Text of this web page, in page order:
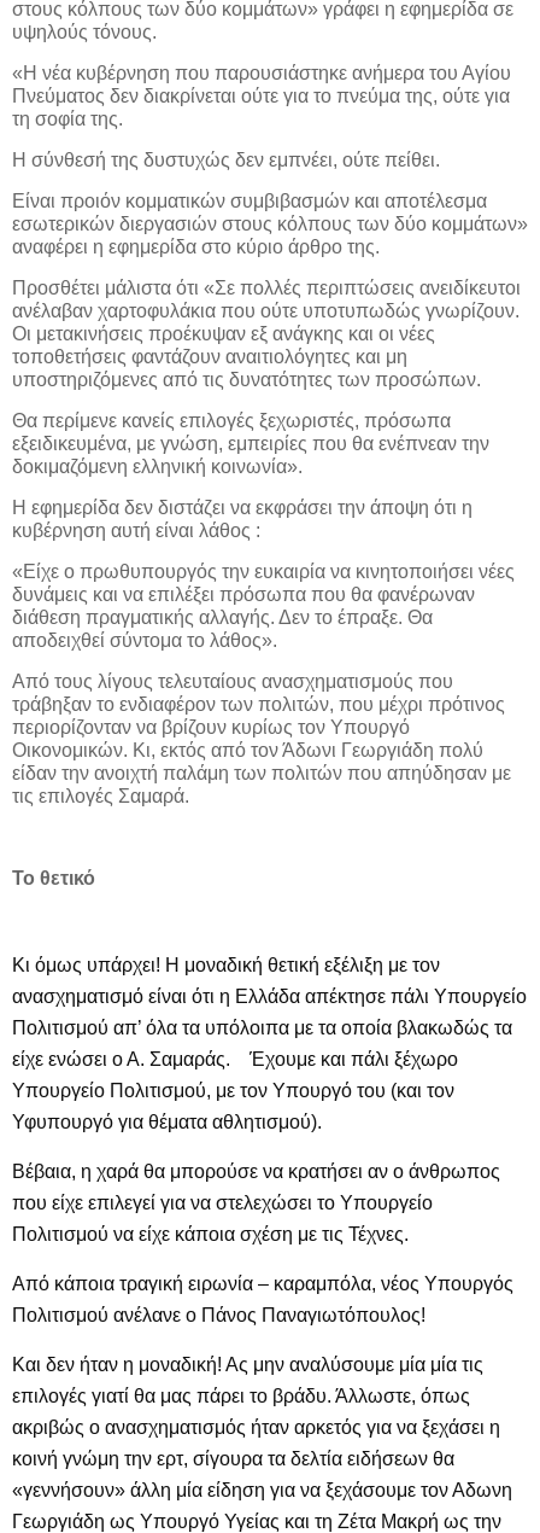
στους κόλπους των δύο κομμάτων» γράφει η εφημερίδα σε
υψηλούς τόνους.
«Η νέα κυβέρνηση που παρουσιάστηκε ανήμερα του Αγίου
Πνεύματος δεν διακρίνεται ούτε για το πνεύμα της, ούτε για
τη σοφία της.
Η σύνθεσή της δυστυχώς δεν εμπνέει, ούτε πείθει.
Είναι προιόν κομματικών συμβιβασμών και αποτέλεσμα
εσωτερικών διεργασιών στους κόλπους των δύο κομμάτων»
αναφέρει η εφημερίδα στο κύριο άρθρο της.
Προσθέτει μάλιστα ότι «Σε πολλές περιπτώσεις ανειδίκευτοι
ανέλαβαν χαρτοφυλάκια που ούτε υποτυπωδώς γνωρίζουν.
Οι μετακινήσεις προέκυψαν εξ ανάγκης και οι νέες
τοποθετήσεις φαντάζουν αναιτιολόγητες και μη
υποστηριζόμενες από τις δυνατότητες των προσώπων.
Θα περίμενε κανείς επιλογές ξεχωριστές, πρόσωπα
εξειδικευμένα, με γνώση, εμπειρίες που θα ενέπνεαν την
δοκιμαζόμενη ελληνική κοινωνία».
Η εφημερίδα δεν διστάζει να εκφράσει την άποψη ότι η
κυβέρνηση αυτή είναι λάθος :
«Είχε ο πρωθυπουργός την ευκαιρία να κινητοποιήσει νέες
δυνάμεις και να επιλέξει πρόσωπα που θα φανέρωναν
διάθεση πραγματικής αλλαγής. Δεν το έπραξε. Θα
αποδειχθεί σύντομα το λάθος».
Από τους λίγους τελευταίους ανασχηματισμούς που
τράβηξαν το ενδιαφέρον των πολιτών, που μέχρι πρότινος
περιορίζονταν να βρίζουν κυρίως τον Υπουργό
Οικονομικών. Κι, εκτός από τον Άδωνι Γεωργιάδη πολύ
είδαν την ανοιχτή παλάμη των πολιτών που απηύδησαν με
τις επιλογές Σαμαρά.
Το θετικό
Κι όμως υπάρχει! Η μοναδική θετική εξέλιξη με τον
ανασχηματισμό είναι ότι η Ελλάδα απέκτησε πάλι Υπουργείο
Πολιτισμού απ’ όλα τα υπόλοιπα με τα οποία βλακωδώς τα
είχε ενώσει ο Α. Σαμαράς. Έχουμε και πάλι ξέχωρο
Υπουργείο Πολιτισμού, με τον Υπουργό του (και τον
Υφυπουργό για θέματα αθλητισμού).
Βέβαια, η χαρά θα μπορούσε να κρατήσει αν ο άνθρωπος
που είχε επιλεγεί για να στελεχώσει το Υπουργείο
Πολιτισμού να είχε κάποια σχέση με τις Τέχνες.
Από κάποια τραγική ειρωνία – καραμπόλα, νέος Υπουργός
Πολιτισμού ανέλανε ο Πάνος Παναγιωτόπουλος!
Και δεν ήταν η μοναδική! Ας μην αναλύσουμε μία μία τις
επιλογές γιατί θα μας πάρει το βράδυ. Άλλωστε, όπως
ακριβώς ο ανασχηματισμός ήταν αρκετός για να ξεχάσει η
κοινή γνώμη την ερτ, σίγουρα τα δελτία ειδήσεων θα
«γεννήσουν» άλλη μία είδηση για να ξεχάσουμε τον Αδωνη
Γεωργιάδη ως Υπουργό Υγείας και τη Ζέτα Μακρή ως την